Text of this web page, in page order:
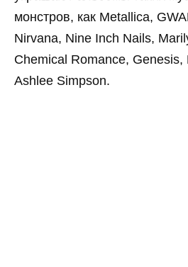
монстров, как Metallica,
Nirvana, Nine Inch Nails,
Chemical Romance, Genesis,
Ashlee Simpson.